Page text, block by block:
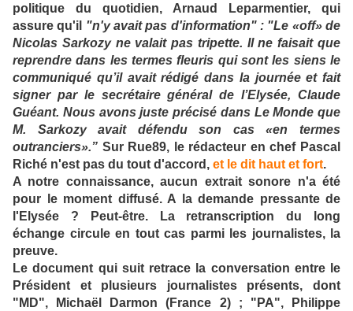
politique du quotidien, Arnaud Leparmentier, qui
assure qu'il "n'y avait pas d'information" : "Le «off» de
Nicolas Sarkozy ne valait pas tripette. Il ne faisait que
reprendre dans les termes fleuris qui sont les siens le
communiqué qu’il avait rédigé dans la journée et fait
signer par le secrétaire général de l’Elysée, Claude
Guéant. Nous avons juste précisé dans Le Monde que
M. Sarkozy avait défendu son cas
«en termes
outranciers».” Sur Rue89, le rédacteur en chef Pascal
Riché n'est pas du tout d'accord, et le dit haut et fort.
A notre connaissance, aucun extrait sonore n'a été
pour le moment diffusé. A la demande pressante de
l'Elysée ? Peut-être. La retranscription du long
échange circule en tout cas parmi les journalistes, la
preuve.
Le document qui suit retrace la conversation entre le
Président et plusieurs journalistes présents, dont
"MD", Michaël Darmon (France 2) ; "PA", Philippe